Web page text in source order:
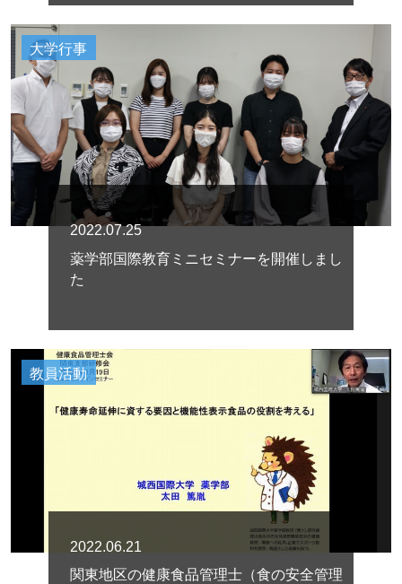
大学行事
2022.07.25
薬学部国際教育ミニセミナーを開催しまし
た
教員活動
2022.06.21
関東地区の健康食品管理士（食の安全管理